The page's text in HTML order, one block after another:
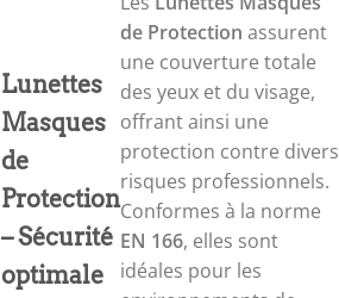
Lunettes
Masques
de
Protection
– Sécurité
optimale
de Protection assurent
une couverture totale
des yeux et du visage,
offrant ainsi une
protection contre divers
risques professionnels.
Conformes à la norme
EN 166, elles sont
idéales pour les